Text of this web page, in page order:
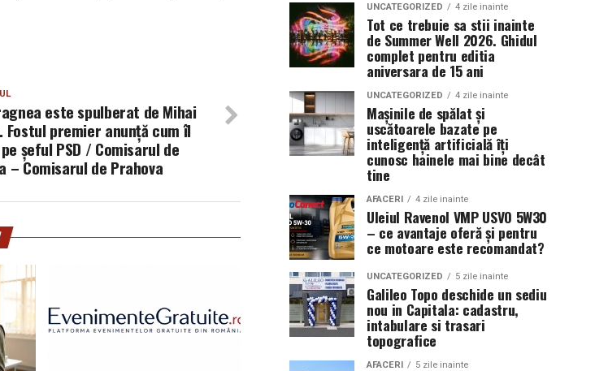
este spulberat de Mihai
Fostul premier anunță cum îl
șeful PSD / Comisarul de
– Comisarul de Prahova
UNCATEGORIZED 4 zile inainte
Tot ce trebuie sa stii inainte
de Summer Well 2026. Ghidul
complet pentru editia
aniversara de 15 ani
UNCATEGORIZED 4 zile inainte
Mașinile de spălat și
uscătoarele bazate pe
inteligență artificială îți
cunosc hainele mai bine decât
tine
AFACERI 4 zile inainte
Uleiul Ravenol VMP USVO 5W30
– ce avantaje oferă și pentru
ce motoare este recomandat?
UNCATEGORIZED 5 zile inainte
Galileo Topo deschide un sediu
nou in Capitala: cadastru,
intabulare si trasari
topografice
AFACERI 5 zile inainte